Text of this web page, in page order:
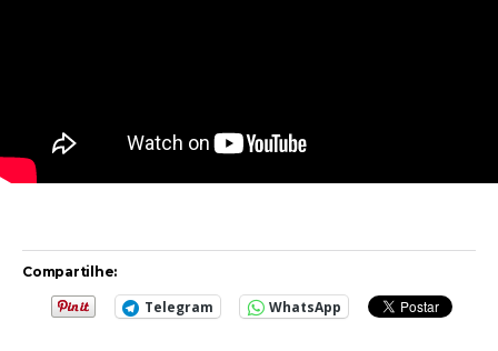
Compartilhe:
Telegram WhatsApp